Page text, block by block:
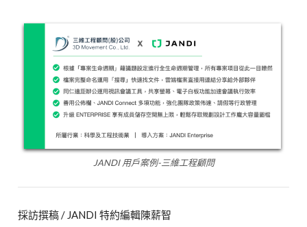
JANDI 用戶案例-三維工程顧問
採訪撰稿 / JANDI 特約編輯陳薪智